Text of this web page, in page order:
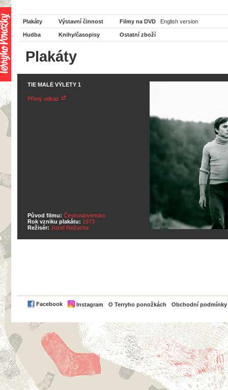
Plakáty Výstavní činnost Filmy na DVD English version
Hudba Knihy/časopisy Ostatní zboží
Plakáty
TIE MALÉ VÝLETY 1
Přímý odkaz
Původ filmu: Československo
Rok vzniku plakátu: 1973
Režisér: Jozef Režucha
Facebook Instagram O Terryho ponožkách Obchodní podmínky
PayPal